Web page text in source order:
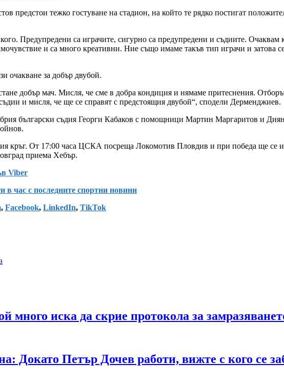
предстои тежко гостуване на стадион, на който те рядко постигат
Предупредени са играчите, сигурно са предупредени и съдиите.
и са много креативни. Ние също имаме такъв тип играчи и затова
очакване за добър двубой.
добър мач. Мисля, че сме в добра кондиция и нямаме притеснения.
и мисля, че ще се справят с предстоящия двубой“, сподели Дерменджиев.
български съдия Георги Кабаков с помощници Мартин Маргаритов и
кръг. От 17:00 часа ЦСКА посреща Локомотив Пловдив и при победа ще се
приема Хебър.
Viber
в час с последните спортни новини
, Facebook, LinkedIn, TikTok
иска да скрие протокола за
Докато Петър Дочев работи, вижте с кого се